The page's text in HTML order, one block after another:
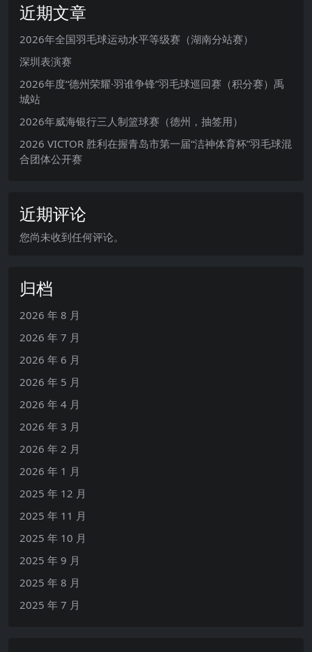
近期文章
2026年全国羽毛球运动水平等级赛（湖南分站赛）
深圳表演赛
2026年度“德州荣耀·羽谁争锋”羽毛球巡回赛（积分赛）禹
城站
2026年威海银行三人制篮球赛（德州，抽签用）
2026 VICTOR 胜利在握青岛市第一届“洁神体育杯”羽毛球混
合团体公开赛
近期评论
您尚未收到任何评论。
归档
2026 年 8 月
2026 年 7 月
2026 年 6 月
2026 年 5 月
2026 年 4 月
2026 年 3 月
2026 年 2 月
2026 年 1 月
2025 年 12 月
2025 年 11 月
2025 年 10 月
2025 年 9 月
2025 年 8 月
2025 年 7 月